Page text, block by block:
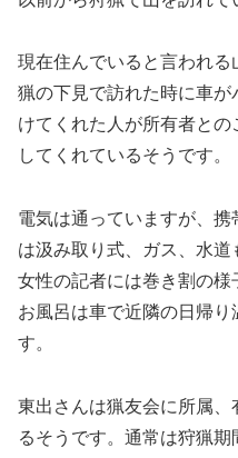
現在住んでいると言われる
猟の下見で訪れた時に車
けてくれた人が所有者と
してくれているそうです。
電気は通っていますが、
は汲み取り式、ガス、水道
女性の記者には巻き割の様
お風呂は車で近隣の日帰
す。
東出さんは猟友会に所属
るそうです。通常は狩猟